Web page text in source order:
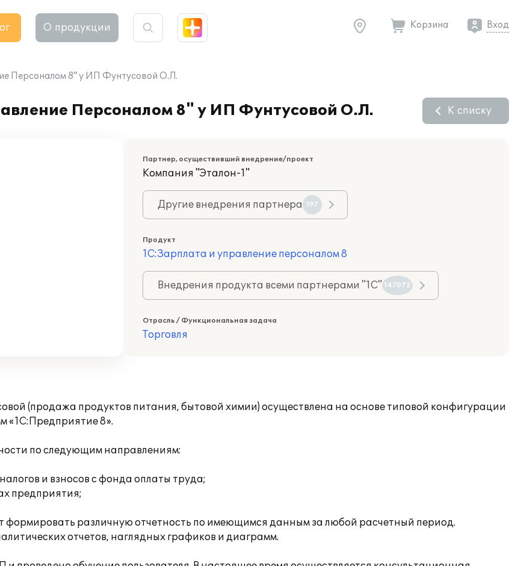
О продукции Корзина Вход
Персоналом 8" у ИП Фунтусовой О.Л.
Персоналом 8" у ИП Фунтусовой О.Л. К списку
Партнер, осуществивший внедрение/проект
Компания "Эталон-1"
Другие внедрения партнера 197
Продукт
1С:Зарплата и управление персоналом 8
Внедрения продукта всеми партнерами "1С" 147072
Отрасль / Функциональная задача
Торговля
(продажа продуктов питания, бытовой химии) осуществлена на основе типовой конфигурации
«1С:Предприятие 8».
по следующим направлениям:
и взносов с фонда оплаты труда;
предприятия;
формировать различную отчетность по имеющимся данным за любой расчетный период.
отчетов, наглядных графиков и диаграмм.